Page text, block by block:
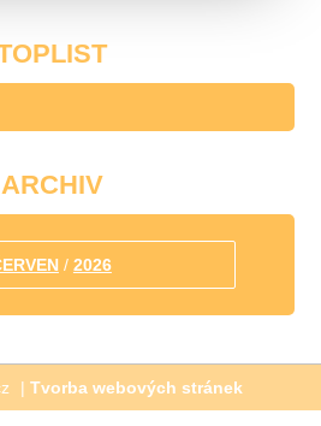
ARCHIV
/ 2026
| Tvorba webových stránek